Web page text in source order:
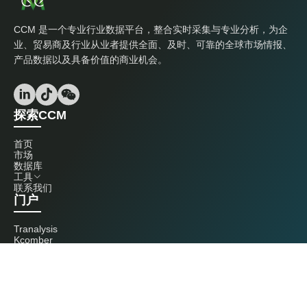
CCM 是一个专业行业数据平台，整合实时采集与专业分析，为企
业、贸易商及行业从业者提供全面、及时、可靠的全球市场情报、
产品数据以及具备价值的商业机会。
探索CCM
首页
市场
数据库
工具
联系我们
门户
Tranalysis
Kcomber